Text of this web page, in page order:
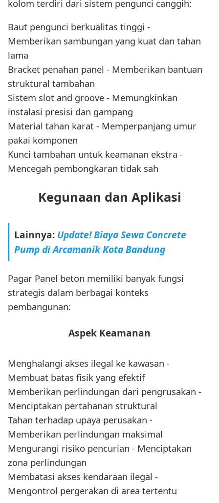
kolom terdiri dari sistem pengunci canggih:
Baut pengunci berkualitas tinggi -
Memberikan sambungan yang kuat dan tahan
lama
Bracket penahan panel - Memberikan bantuan
struktural tambahan
Sistem slot and groove - Memungkinkan
instalasi presisi dan gampang
Material tahan karat - Memperpanjang umur
pakai komponen
Kunci tambahan untuk keamanan ekstra -
Mencegah pembongkaran tidak sah
Kegunaan dan Aplikasi
Lainnya: Update! Biaya Sewa Concrete
Pump di Arcamanik Kota Bandung
Pagar Panel beton memiliki banyak fungsi
strategis dalam berbagai konteks
pembangunan:
Aspek Keamanan
Menghalangi akses ilegal ke kawasan -
Membuat batas fisik yang efektif
Memberikan perlindungan dari pengrusakan -
Menciptakan pertahanan struktural
Tahan terhadap upaya perusakan -
Memberikan perlindungan maksimal
Mengurangi risiko pencurian - Menciptakan
zona perlindungan
Membatasi akses kendaraan ilegal -
Mengontrol pergerakan di area tertentu